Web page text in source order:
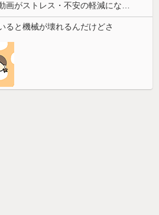
【朗報】かわいい動物の動画がストレス・不安の軽減になる可能性。英大学の研究で実証
ると機械が壊れるんだけどさ